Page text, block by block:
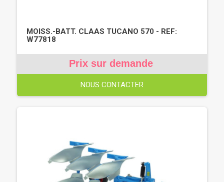
MOISS.-BATT. CLAAS TUCANO 570 - REF:
W77818
Prix sur demande
NOUS CONTACTER